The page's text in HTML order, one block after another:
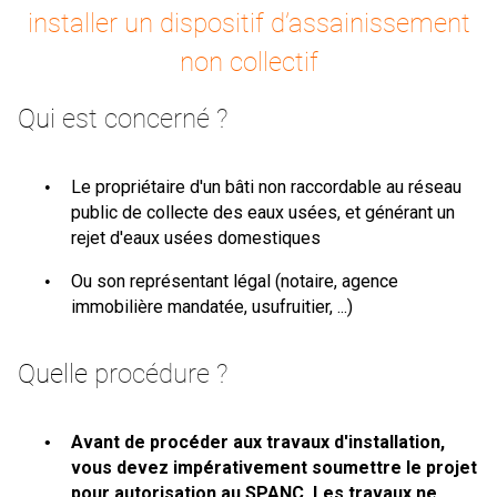
installer un dispositif d’assainissement
non collectif
Qui est concerné ?
Le propriétaire d'un bâti non raccordable au réseau
public de collecte des eaux usées, et générant un
rejet d'eaux usées domestiques
Ou son représentant légal (notaire, agence
immobilière mandatée, usufruitier, ...)
Quelle procédure ?
Avant de procéder aux travaux d'installation,
vous devez impérativement soumettre le projet